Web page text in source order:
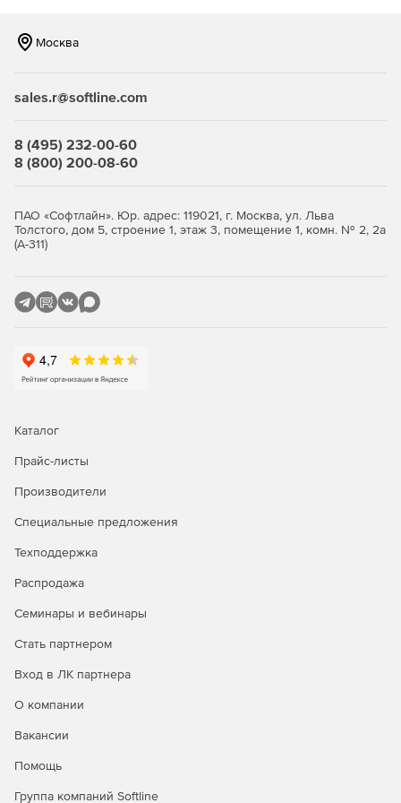
Представление результатов поиска в виде
«Глобальный» поиск по нескольким банкам данных
при однократном задании запроса.
ASCII) с возможностью использования встроенного
языка формул.
результатов в MS Excel.
Создание пользовательского интерфейса для ввода и
Dbf
Mdb
Paradox
Администрирование работы системы
Поддержка многопользовательского режима работы в
Москва
sales.r@softline.com
8 (495) 232-00-60
8 (800) 200-08-60
ПАО «Софтлайн». Юр. адрес: 119021, г. Москва, ул. Льва
Толстого, дом 5, строение 1, этаж 3, помещение 1, комн. № 2, 2а
(А-311)
Каталог
Прайс-листы
Производители
Специальные предложения
Техподдержка
Распродажа
Семинары и вебинары
Стать партнером
Вход в ЛК партнера
О компании
Вакансии
Помощь
Группа компаний Softline